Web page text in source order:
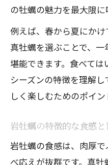
の牡蠣の魅力を最大限に
例えば、春から夏にか
真牡蠣を選ぶことで、
堪能できます。食べて
シーズンの特徴を理解
しく楽しむためのポイン
岩牡蠣の特徴的な食感
岩牡蠣の食感は、肉厚
べ応えが抜群です。真